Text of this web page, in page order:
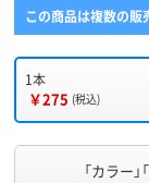
この商品は複数の販
1本
￥275 (税込)
「カラー